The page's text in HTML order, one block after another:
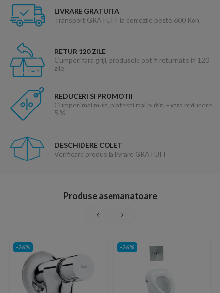
LIVRARE GRATUITA
Transport GRATUIT la comezile peste 600 Ron
RETUR 120 ZILE
Cumperi fara griji, produsele pot fi returnate in 120
zile
REDUCERI SI PROMOTII
Cumperi mai mult, platesti mai putin. Extra reducere
5 %
DESCHIDERE COLET
Verificare produs la livrare GRATUIT
Produse asemanatoare
-26% -26%